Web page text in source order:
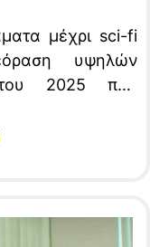
μέχρι sci-fi
υψηλών
2025 που